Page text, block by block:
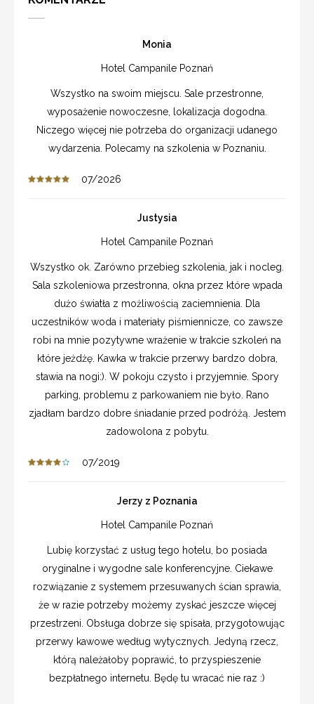
Monia
Hotel Campanile Poznań
Wszystko na swoim miejscu. Sale przestronne,
wyposażenie nowoczesne, lokalizacja dogodna.
Niczego więcej nie potrzeba do organizacji udanego
wydarzenia. Polecamy na szkolenia w Poznaniu.
07/2026
Justysia
Hotel Campanile Poznań
Wszystko ok. Zarówno przebieg szkolenia, jak i nocleg.
Sala szkoleniowa przestronna, okna przez które wpada
dużo światła z możliwością zaciemnienia. Dla
uczestników woda i materiały piśmiennicze, co zawsze
robi na mnie pozytywne wrażenie w trakcie szkoleń na
które jeżdżę. Kawka w trakcie przerwy bardzo dobra,
stawia na nogi:). W pokoju czysto i przyjemnie. Spory
parking, problemu z parkowaniem nie było. Rano
zjadłam bardzo dobre śniadanie przed podróżą. Jestem
zadowolona z pobytu.
07/2019
Jerzy z Poznania
Hotel Campanile Poznań
Lubię korzystać z usług tego hotelu, bo posiada
oryginalne i wygodne sale konferencyjne. Ciekawe
rozwiązanie z systemem przesuwanych ścian sprawia,
że w razie potrzeby możemy zyskać jeszcze więcej
przestrzeni. Obsługa dobrze się spisała, przygotowując
przerwy kawowe według wytycznych. Jedyną rzecz,
którą należałoby poprawić, to przyspieszenie
bezpłatnego internetu. Będę tu wracać nie raz :)